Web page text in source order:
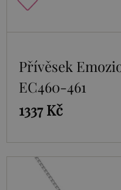
Přívěsek
EC460-461
1337 Kč